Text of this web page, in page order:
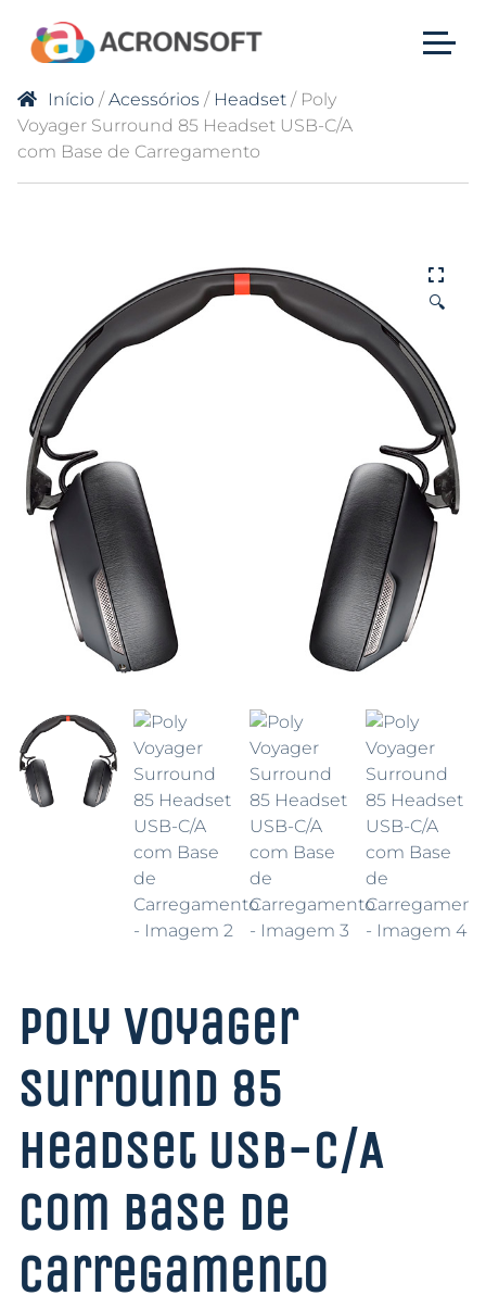
Início /Acessórios / Headset / Poly
Voyager Surround 85 Headset USB-C/A
com Base de Carregamento
🔍
Poly Voyager
Surround 85
Headset USB-C/A
com Base de
Carregamento